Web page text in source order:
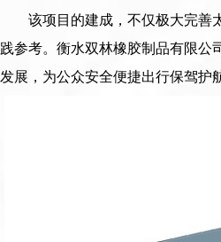
该项目的建成，不仅极大完善
践参考。衡水双林橡胶制品有限公
发展，为公众安全便捷出行保驾护